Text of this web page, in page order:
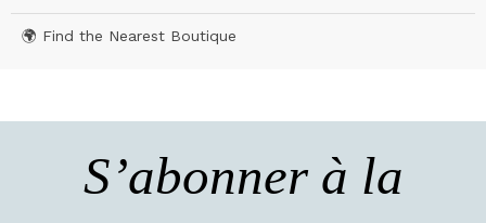
🌍 Find the Nearest Boutique
S’abonner à la